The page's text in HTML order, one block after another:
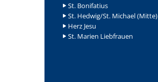
St. Bonifatius
St. Hedwig/St. Michael (Mitte)
Herz Jesu
St. Marien Liebfrauen